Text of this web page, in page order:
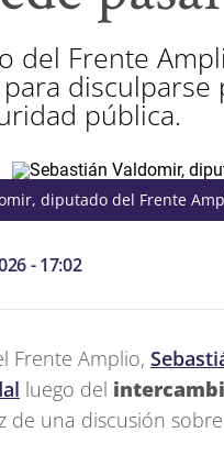
del Frente
para
pública.
diputado del Frente
- 17:02
Frente Amplio,
luego del
de una discusión